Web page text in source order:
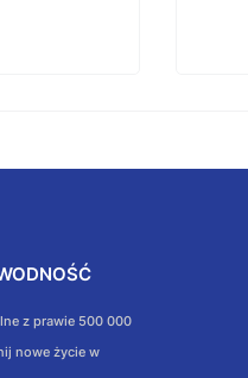
z prawie 500 000
nowe życie w